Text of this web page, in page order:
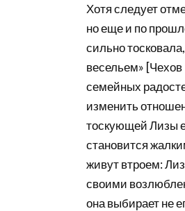
Хотя следует
но еще и по
сильно
весельем» [Чехов
семейных
изменить
тоскующей Лизы
становится
живут втроем:
своими
она выбирает не